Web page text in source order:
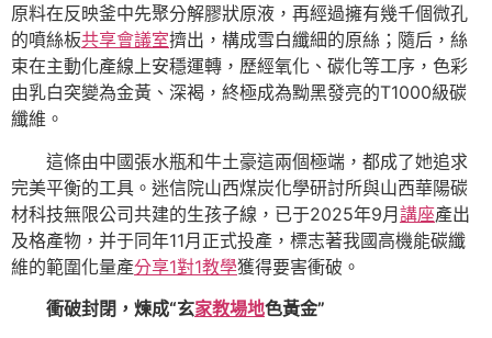
原料在反映釜中先聚分解膠狀原液，再經過擁有幾千個微孔
的噴絲板共享會議室擠出，構成雪白纖細的原絲；隨后，絲
束在主動化產線上安穩運轉，歷經氧化、碳化等工序，色彩
由乳白突變為金黃、深褐，終極成為黝黑發亮的T1000級碳
纖維。
這條由中國張水瓶和牛土豪這兩個極端，都成了她追求
完美平衡的工具。迷信院山西煤炭化學研討所與山西華陽碳
材科技無限公司共建的生孩子線，已于2025年9月講座產出
及格產物，并于同年11月正式投產，標志著我國高機能碳纖
維的範圍化量產分享1對1教學獲得要害衝破。
衝破封閉，煉成“玄家教場地色黃金”